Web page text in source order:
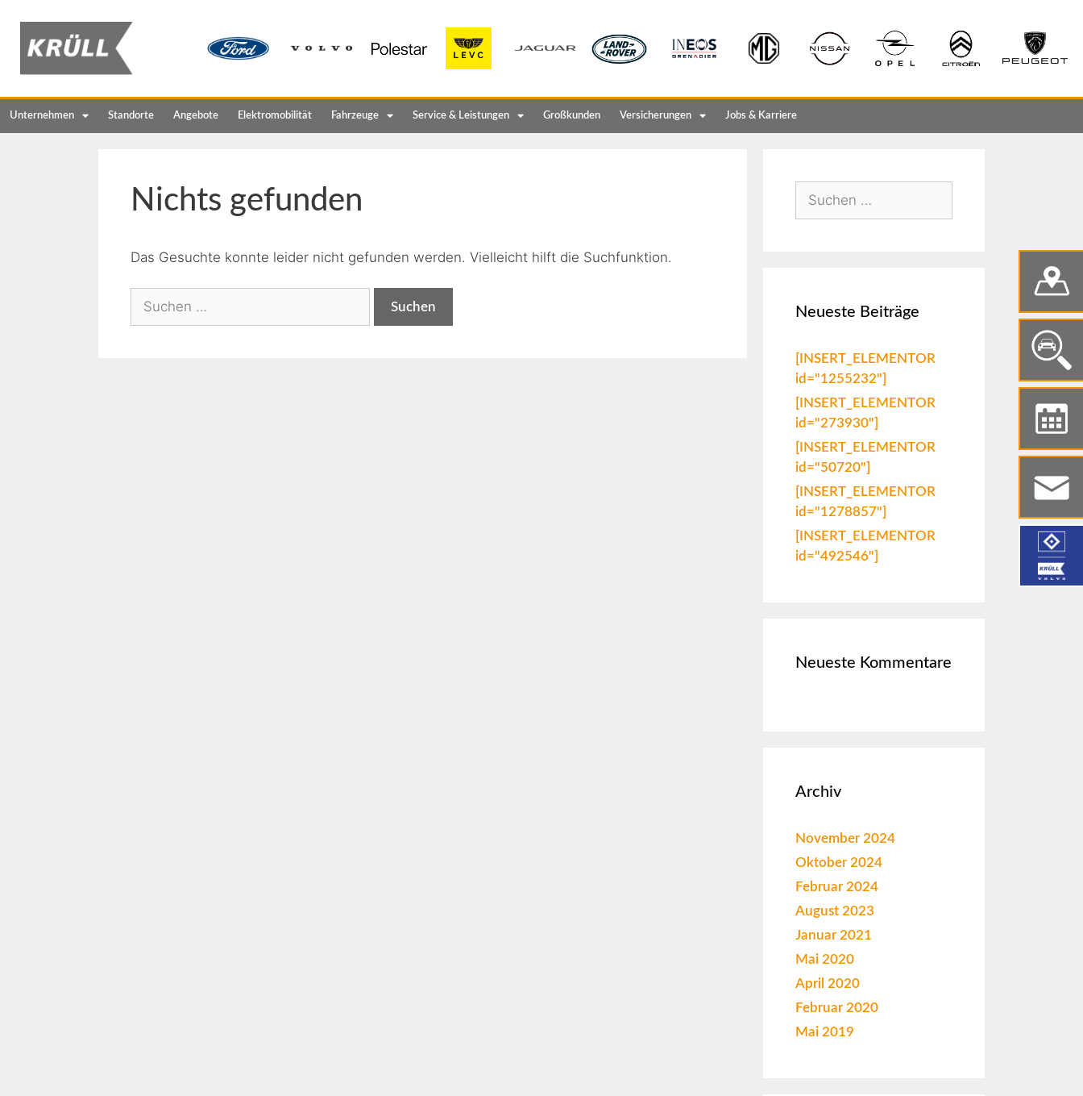
Unternehmen Standorte Angebote Elektromobilität Fahrzeuge Service & Leistungen Großkunden Versicherungen Jobs & Karriere
Nichts gefunden
Das Gesuchte konnte leider nicht gefunden werden. Vielleicht hilft die Suchfunktion.
Neueste Beiträge
[INSERT_ELEMENTOR
id="1255232"]
[INSERT_ELEMENTOR
id="273930"]
[INSERT_ELEMENTOR
id="50720"]
[INSERT_ELEMENTOR
id="1278857"]
[INSERT_ELEMENTOR
id="492546"]
Neueste Kommentare
Archiv
November 2024
Oktober 2024
Februar 2024
August 2023
Januar 2021
Mai 2020
April 2020
Februar 2020
Mai 2019